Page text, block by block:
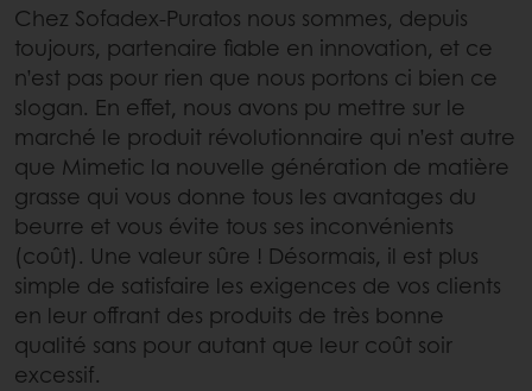
Chez Sofadex-Puratos nous sommes, depuis
toujours, partenaire fiable en innovation, et ce
n’est pas pour rien que nous portons ci bien ce
slogan. En effet, nous avons pu mettre sur le
marché le produit révolutionnaire qui n’est autre
que Mimetic la nouvelle génération de matière
grasse qui vous donne tous les avantages du
beurre et vous évite tous ses inconvénients
(coût). Une valeur sûre ! Désormais, il est plus
simple de satisfaire les exigences de vos clients
en leur offrant des produits de très bonne
qualité sans pour autant que leur coût soir
excessif.